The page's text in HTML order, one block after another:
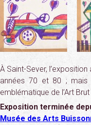
À Saint-Sever,
années 70 et 80 ;
emblématique de l’Art Brut
Exposition terminée
Musée des Arts